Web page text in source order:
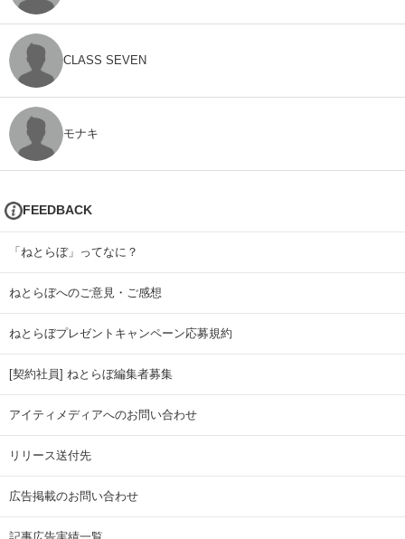
CLASS SEVEN
モナキ
FEEDBACK
「ねとらぼ」ってなに？
ねとらぼへのご意見・ご感想
ねとらぼプレゼントキャンペーン応募規約
[契約社員] ねとらぼ編集者募集
アイティメディアへのお問い合わせ
リリース送付先
広告掲載のお問い合わせ